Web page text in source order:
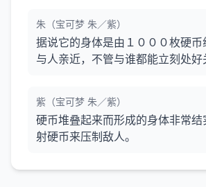
朱（宝可梦 朱／紫）
据说它的身体是由１０００枚硬币
与人亲近，不管与谁都能立刻处好
紫（宝可梦 朱／紫）
硬币堆叠起来而形成的身体非常结
射硬币来压制敌人。